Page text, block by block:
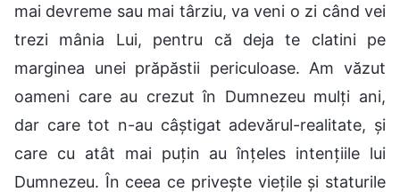
mai devreme sau mai târziu, va veni o zi când vei
trezi mânia Lui, pentru că deja te clatini pe
marginea unei prăpăstii periculoase. Am văzut
oameni care au crezut în Dumnezeu mulți ani,
dar care tot n-au câștigat adevărul-realitate, și
care cu atât mai puțin au înțeles intențiile lui
Dumnezeu. În ceea ce privește viețile și staturile